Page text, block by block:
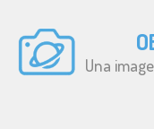
Una